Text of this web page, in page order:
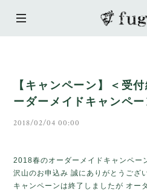
【キャンペーン】＜受
ーダーメイドキャンペー
2018/02/04 00:00
2018春のオーダーメイドキャンペー
沢山のお申込み 誠にありがとうござ
キャンペーンは終了しましたが オー